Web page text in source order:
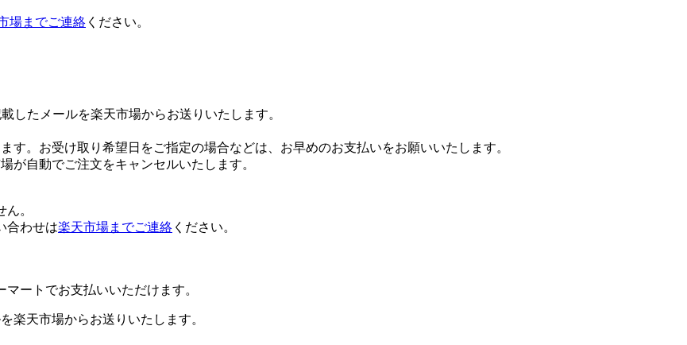
場までご連絡 ください。
したメールを楽天市場からお送りいたします。
す。お受け取り希望日をご指定の場合などは、お早めのお支払いをお願いいたします。
が自動でご注文をキャンセルいたします。
。
合わせは楽天市場までご連絡 ください。
ートでお支払いいただけます。
楽天市場からお送りいたします。